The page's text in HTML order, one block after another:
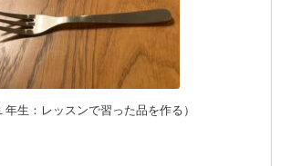
年生：レッスンで習った品を作る）